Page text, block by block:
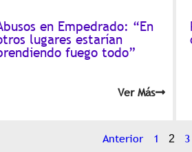
en Empedrado: “En
lugares estarían
fuego todo”
Ver Más
Anterior 1 2 3